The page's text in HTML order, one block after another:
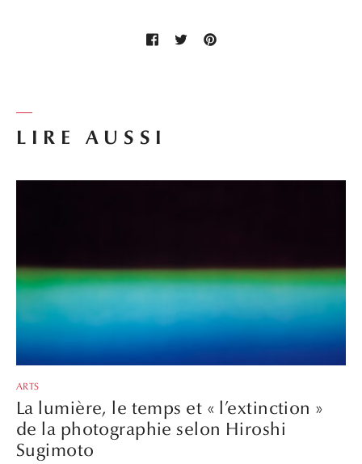
LIRE AUSSI
ARTS
La lumière, le temps et « l’extinction »
de la photographie selon Hiroshi
Sugimoto